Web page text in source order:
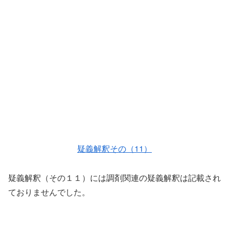
疑義解釈その（11）
疑義解釈（その１１）には調剤関連の疑義解釈は記載され
ておりませんでした。